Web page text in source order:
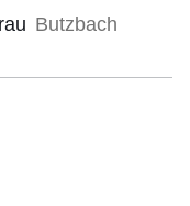
Butzbach